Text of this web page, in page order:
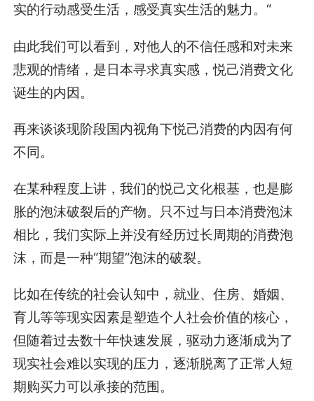
实的行动感受生活，感受真实生活的魅力。“
由此我们可以看到，对他人的不信任感和对未来
悲观的情绪，是日本寻求真实感，悦己消费文化
诞生的内因。
再来谈谈现阶段国内视角下悦己消费的内因有何
不同。
在某种程度上讲，我们的悦己文化根基，也是膨
胀的泡沫破裂后的产物。只不过与日本消费泡沫
相比，我们实际上并没有经历过长周期的消费泡
沫，而是一种“期望”泡沫的破裂。
比如在传统的社会认知中，就业、住房、婚姻、
育儿等等现实因素是塑造个人社会价值的核心，
但随着过去数十年快速发展，驱动力逐渐成为了
现实社会难以实现的压力，逐渐脱离了正常人短
期购买力可以承接的范围。